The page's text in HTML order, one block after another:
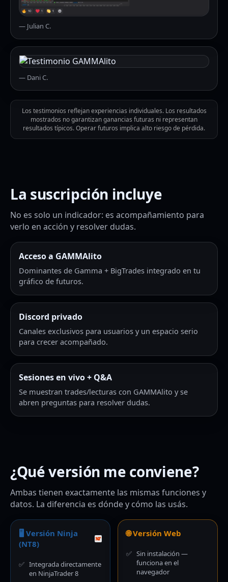
— Julian C.
— Dani C.
Los testimonios reflejan experiencias individuales. Los resultados
mostrados no garantizan ganancias futuras ni representan
resultados típicos. Operar futuros implica alto riesgo de pérdida.
La suscripción incluye
No es solo un indicador: es acompañamiento para
verlo en acción y resolver dudas.
Acceso a GAMMAlito
Dominantes de Gamma + BigTrades integrado en tu
gráfico de futuros.
Discord privado
Canales exclusivos para usuarios y un espacio serio
para crecer acompañado.
Sesiones en vivo + Q&A
Se muestran trades/lecturas con GAMMAlito y se
abren preguntas para resolver dudas.
¿Qué versión me conviene?
Ambas tienen exactamente las mismas funciones y
datos. La diferencia es dónde y cómo las usás.
🖥 Versión Ninja
(NT8)
✅ Integrada directamente
en NinjaTrader 8
🌐 Versión Web
✅ Sin instalación —
funciona en el
navegador